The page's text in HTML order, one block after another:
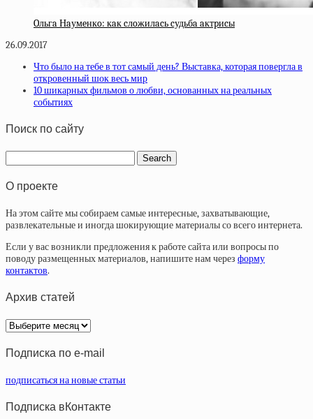
Oльгa Нaумeнкo: кaк cлoжилacь cудьбa aктpиcы
26.09.2017
Что было на тебе в тот самый день? Выставка, которая повергла в
откровенный шок весь мир
10 шикарных фильмов о любви, основанных на реальных
событиях
Поиск по сайту
О проекте
На этом сайте мы собираем самые интересные, захватывающие,
развлекательные и иногда шокирующие материалы со всего интернета.
Если у вас возникли предложения к работе сайта или вопросы по
поводу размещенных материалов, напишите нам через форму
контактов.
Архив статей
Архив
статей
Подписка по e-mail
подписаться на новые статьи
Подписка вКонтакте